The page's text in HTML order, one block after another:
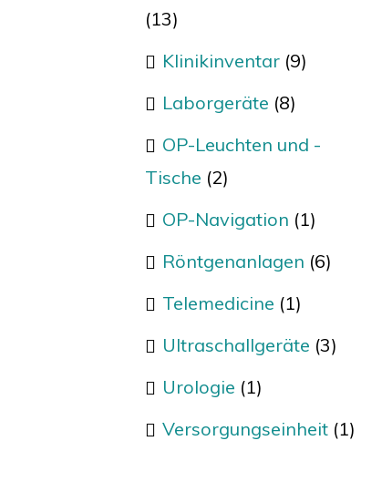
(13)
Klinikinventar (9)
Laborgeräte (8)
OP-Leuchten und -
Tische (2)
OP-Navigation (1)
Röntgenanlagen (6)
Telemedicine (1)
Ultraschallgeräte (3)
Urologie (1)
Versorgungseinheit (1)